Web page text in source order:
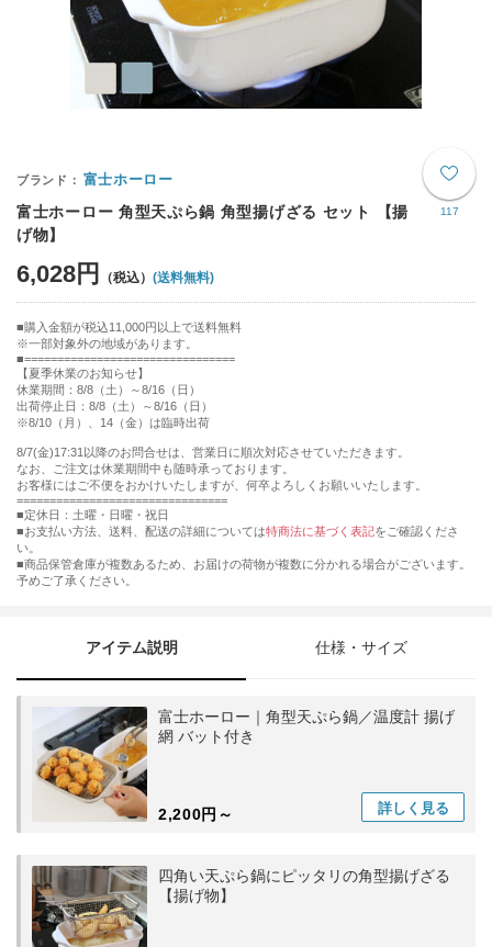
117
富士ホーロー
富士ホーロー 角型天ぷら鍋 角型揚げざる セット 【揚
げ物】
6,028円 (送料無料)
購入金額が税込11,000円以上で送料無料
※一部対象外の地域があります。
================================
【夏季休業のお知らせ】
休業期間：8/8（土）～8/16（日）
出荷停止日：8/8（土）～8/16（日）
※8/10（月）、14（金）は臨時出荷
8/7(金)17:31以降のお問合せは、営業日に順次対応させていただきます。
なお、ご注文は休業期間中も随時承っております。
お客様にはご不便をおかけいたしますが、何卒よろしくお願いいたします。
================================
■定休日：土曜・日曜・祝日
■お支払い方法、送料、配送の詳細については特商法に基づく表記をご確認くださ
い。
■商品保管倉庫が複数あるため、お届けの荷物が複数に分かれる場合がございます。
予めご了承ください。
アイテム説明 仕様・サイズ
富士ホーロー｜角型天ぷら鍋／温度計 揚げ
網 バット付き
2,200円～ 詳しく 見る
四角い天ぷら鍋にピッタリの角型揚げざる
【揚げ物】